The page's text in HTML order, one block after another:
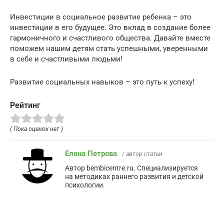
Инвестиции в социальное развитие ребенка – это
инвестиции в его будущее. Это вклад в создание более
гармоничного и счастливого общества. Давайте вместе
поможем нашим детям стать успешными, уверенными
в себе и счастливыми людьми!
Развитие социальных навыков – это путь к успеху!
Рейтинг
( Пока оценок нет )
Елена Петрова / автор статьи
Автор bembicentre.ru. Специализируется
на методиках раннего развития и детской
психологии.